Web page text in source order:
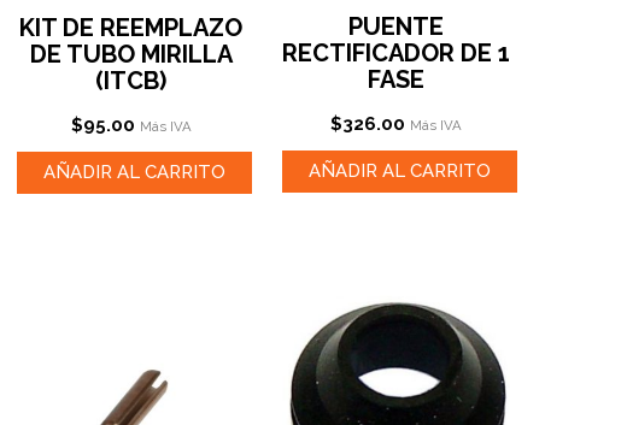
KIT DE REEMPLAZO
DE TUBO MIRILLA
(ITCB)
$95.00 Más IVA
AÑADIR AL CARRITO
PUENTE
RECTIFICADOR DE 1
FASE
$326.00 Más IVA
AÑADIR AL CARRITO